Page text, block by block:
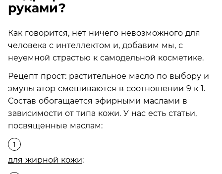
руками?
Как говорится, нет ничего невозможного для
человека с интеллектом и, добавим мы, с
неуемной страстью к самодельной косметике.
Рецепт прост: растительное масло по выбору и
эмульгатор смешиваются в соотношении 9 к 1.
Состав обогащается эфирными маслами в
зависимости от типа кожи. У нас есть статьи,
посвященные маслам:
для жирной кожи;